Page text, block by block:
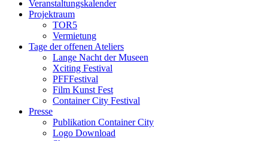
Veranstaltungskalender
Projektraum
TOR5
Vermietung
Tage der offenen Ateliers
Lange Nacht der Museen
Xciting Festival
PFFFestival
Film Kunst Fest
Container City Festival
Presse
Publikation Container City
Logo Download